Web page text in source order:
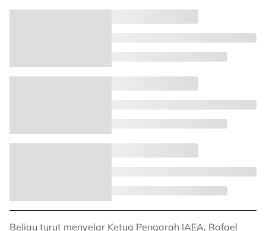
Beliau turut menyelar Ketua Pengarah IAEA, Rafael